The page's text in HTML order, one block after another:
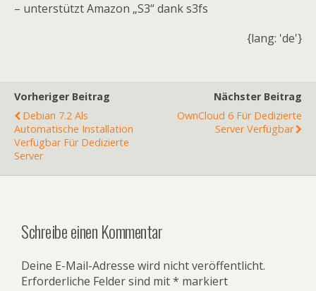
– unterstützt Amazon „S3“ dank s3fs
{lang: 'de'}
Vorheriger Beitrag
Debian 7.2 Als
Automatische Installation
Verfügbar Für Dedizierte
Server
Nächster Beitrag
OwnCloud 6 Für Dedizierte
Server Verfügbar
Schreibe einen Kommentar
Deine E-Mail-Adresse wird nicht veröffentlicht.
Erforderliche Felder sind mit* markiert